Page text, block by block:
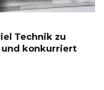
Technik zu
konkurriert